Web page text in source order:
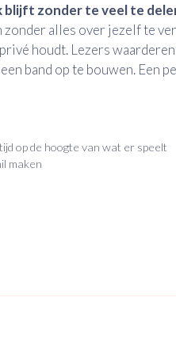
blijft zonder te veel te
alles over jezelf te
houdt. Lezers
band op te bouwen. Een
op de hoogte van wat er speelt
maken